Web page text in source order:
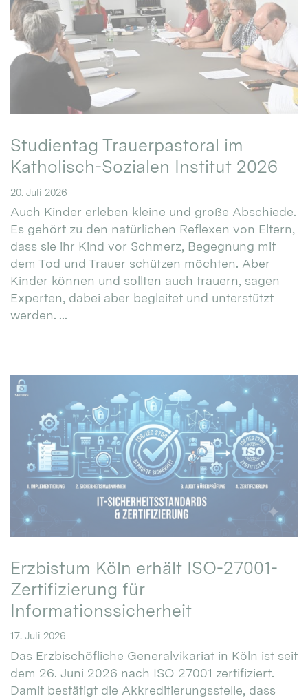
Studientag Trauerpastoral im
Katholisch-Sozialen Institut 2026
20. Juli 2026
Auch Kinder erleben kleine und große Abschiede.
Es gehört zu den natürlichen Reflexen von Eltern,
dass sie ihr Kind vor Schmerz, Begegnung mit
dem Tod und Trauer schützen möchten. Aber
Kinder können und sollten auch trauern, sagen
Experten, dabei aber begleitet und unterstützt
werden. ...
Erzbistum Köln erhält ISO-27001-
Zertifizierung für
Informationssicherheit
17. Juli 2026
Das Erzbischöfliche Generalvikariat in Köln ist seit
dem 26. Juni 2026 nach ISO 27001 zertifiziert.
Damit bestätigt die Akkreditierungsstelle, dass